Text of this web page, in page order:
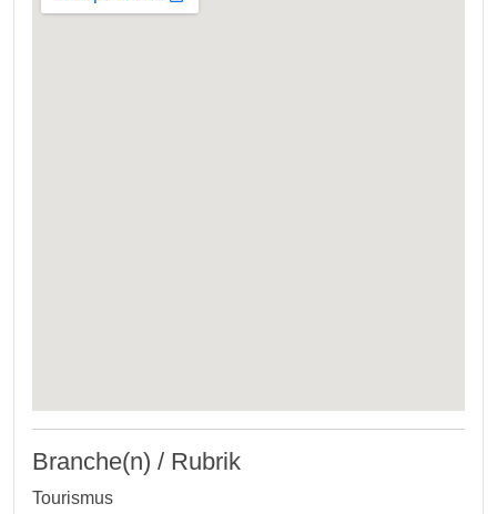
Branche(n) / Rubrik
Tourismus